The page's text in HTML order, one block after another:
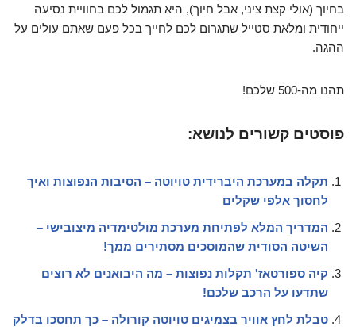
בחיוך (אולי קצת ציני, אבל חיוך), היא תגמול לכם בחוויית נסיעה
ייחודית ומלאת סטייל שתגרום לכם לחייך בכל פעם שאתם עולים על
ההגה.
תהנו מה-500 שלכם!
פוסטים קשורים לנושא:
תקלה במערכת היברידית טויוטה – הסיבות הנפוצות ואיך
לחסוך אלפי שקלים
המדריך המלא לפתיחת מערכת מולטימדיה מיצובישי –
השיטה הסודית שהמוסכים מסתירים ממך!
קיה ספורטאז' תקלות נפוצות – מה היבואנים לא רוצים
שתדעו על הרכב שלכם!
טבלת לחץ אוויר בצמיגים טויוטה קורולה – כך תחסכו בדלק